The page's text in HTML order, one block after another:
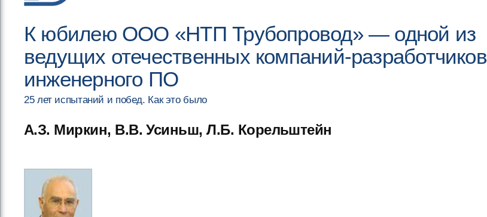
К юбилею ООО «НТП Трубопровод» — одной из
ведущих отечественных компаний-разработчиков
инженерного ПО
25 лет испытаний и побед. Как это было
А.З. Миркин, В.В. Усиньш, Л.Б. Корельштейн